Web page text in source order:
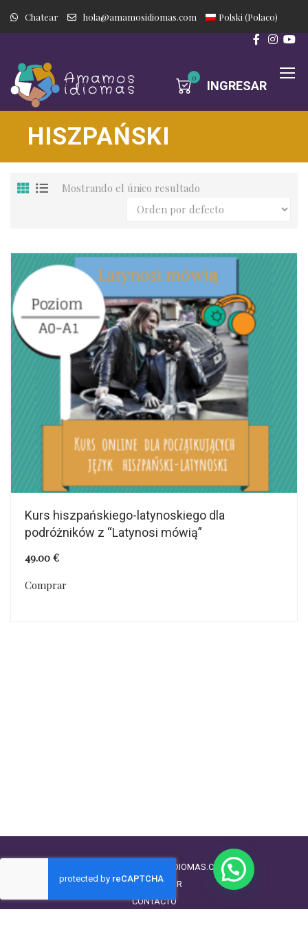
Chatear hola@amamosidiomas.com Polski (Polaco)
0
INGRESAR
HISZPAŃSKI
Mostrando el único resultado
Kurs hiszpańskiego-latynoskiego dla
podróżników z “Latynosi mówią”
49.00 €
Comprar
HOLA@AMAMOSIDIOMAS.COM
CHATEAR
CONTACTO